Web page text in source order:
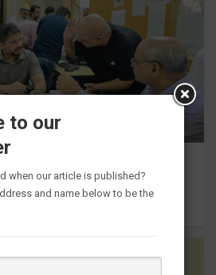
बर्दाश्त नहीं, आयोग के निर्देशों का
करेंः गढ़वाल आयुक्त
to our
when our article is published?
and name below to be the